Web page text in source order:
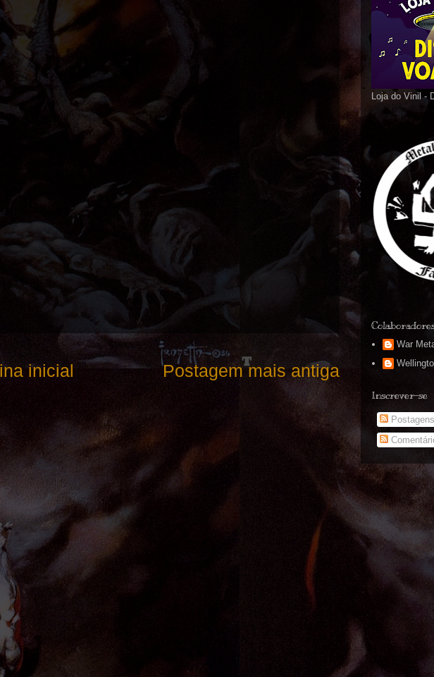
Postagem mais antiga
inicial
Loja do Vinil -
War
Inscrever-se
Postagens